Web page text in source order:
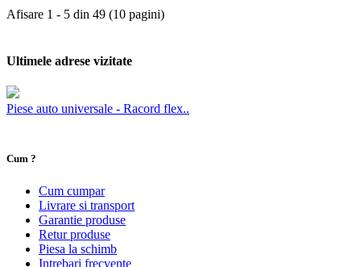
Afisare 1 - 5 din 49 (10 pagini)
Ultimele adrese vizitate
Piese auto universale - Racord flex..
Cum ?
Cum cumpar
Livrare si transport
Garantie produse
Retur produse
Piesa la schimb
Intrebari frecvente